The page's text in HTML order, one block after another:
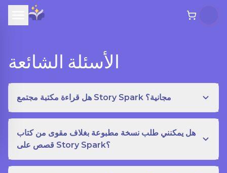
الأسئلة الشائعة
هل قراءة مكتبة مجتمع Story Spark مجانية؟
هل يمكنني طلب نسخة مطبوعة بغلاف مقوى من كتاب
قصص على Story Spark؟